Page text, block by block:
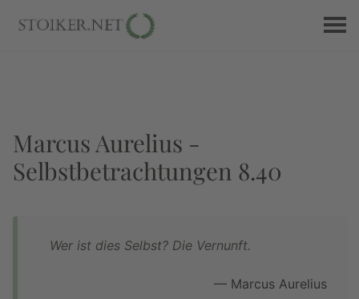
Marcus Aurelius -
Selbstbetrachtungen 8.40
Wer ist dies Selbst? Die Vernunft.
— Marcus Aurelius